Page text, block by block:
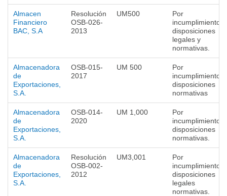
Almacen
Financiero
BAC, S.A
Resolución
OSB-026-
2013
UM500
Por
incumplimiento a
disposiciones
legales y
normativas.
Almacenadora
de
Exportaciones,
S.A.
OSB-015-
2017
UM 500
Por
incumplimiento a
disposiciones
normativas
Almacenadora
de
Exportaciones,
S.A.
OSB-014-
2020
UM 1,000
Por
incumplimiento a
disposiciones
normativas.
Almacenadora
de
Exportaciones,
S.A.
Resolución
OSB-002-
2012
UM3,001
Por
incumplimiento a
disposiciones
legales
normativas.